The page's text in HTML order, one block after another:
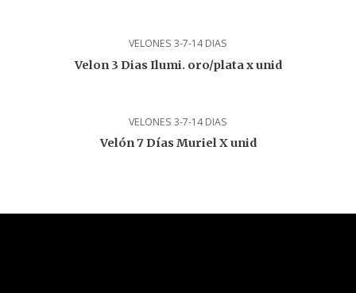
VELONES 3-7-14 DIAS
Velon 3 Dias Ilumi. oro/plata x unid
VELONES 3-7-14 DIAS
Velón 7 Días Muriel X unid